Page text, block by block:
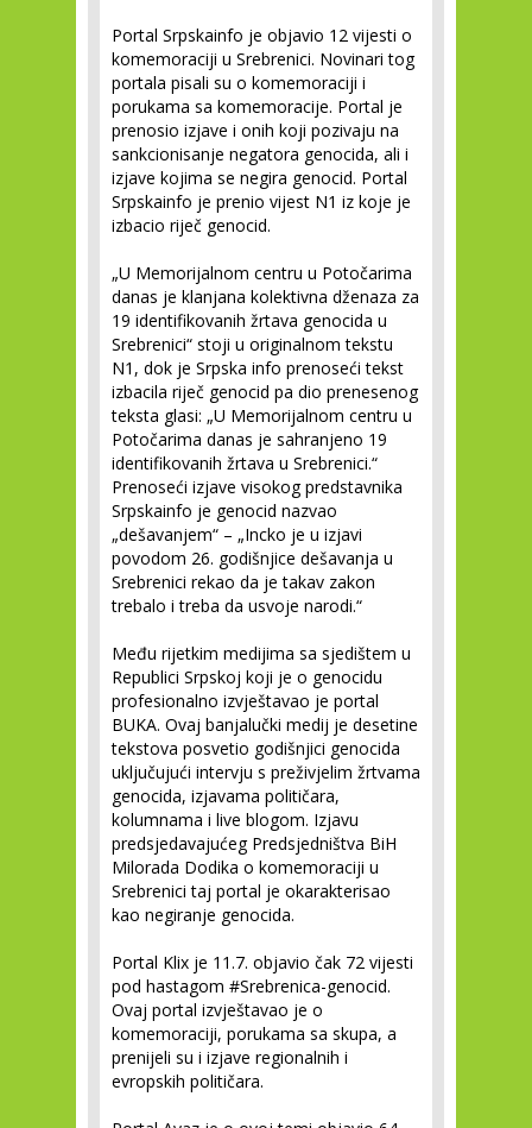
Portal Srpskainfo je objavio 12 vijesti o
komemoraciji u Srebrenici. Novinari tog
portala pisali su o komemoraciji i
porukama sa komemoracije. Portal je
prenosio izjave i onih koji pozivaju na
sankcionisanje negatora genocida, ali i
izjave kojima se negira genocid. Portal
Srpskainfo je prenio vijest N1 iz koje je
izbacio riječ genocid.
„U Memorijalnom centru u Potočarima
danas je klanjana kolektivna dženaza za
19 identifikovanih žrtava genocida u
Srebrenici“ stoji u originalnom tekstu
N1, dok je Srpska info prenoseći tekst
izbacila riječ genocid pa dio prenesenog
teksta glasi: „U Memorijalnom centru u
Potočarima danas je sahranjeno 19
identifikovanih žrtava u Srebrenici.“
Prenoseći izjave visokog predstavnika
Srpskainfo je genocid nazvao
„dešavanjem“ – „Incko je u izjavi
povodom 26. godišnjice dešavanja u
Srebrenici rekao da je takav zakon
trebalo i treba da usvoje narodi.“
Među rijetkim medijima sa sjedištem u
Republici Srpskoj koji je o genocidu
profesionalno izvještavao je portal
BUKA. Ovaj banjalučki medij je desetine
tekstova posvetio godišnjici genocida
uključujući intervju s preživjelim žrtvama
genocida, izjavama političara,
kolumnama i live blogom. Izjavu
predsjedavajućeg Predsjedništva BiH
Milorada Dodika o komemoraciji u
Srebrenici taj portal je okarakterisao
kao negiranje genocida.
Portal Klix je 11.7. objavio čak 72 vijesti
pod hastagom #Srebrenica-genocid.
Ovaj portal izvještavao je o
komemoraciji, porukama sa skupa, a
prenijeli su i izjave regionalnih i
evropskih političara.